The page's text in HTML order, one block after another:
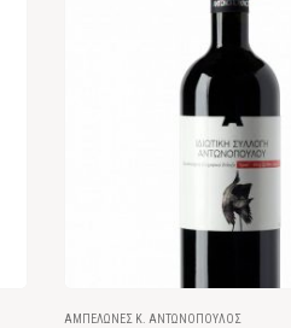
ΑΜΠΕΛΏΝΕΣ Κ. ΑΝΤΩΝΌΠΟΥΛΟΣ